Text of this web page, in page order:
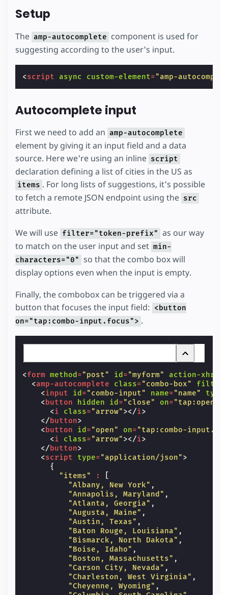
Setup
The amp-autocomplete component is used for
suggesting according to the user's input.
<script async custom-element="amp-
Autocomplete input
First we need to add an amp-autocomplete
element by giving it an input field and a data
source. Here we're using an inline script
declaration defining a list of cities in the US as
items . For long lists of suggestions, it's possible
to fetch a remote JSON endpoint using the src
attribute.
We will use filter="token-prefix" as our way
to match on the user input and set min-
characters="0" so that the combo box will
display options even when the input is empty.
Finally, the combobox can be triggered via a
button that focuses the input field: <button
on="tap:combo-input.focus"> .
<form method ="post" id ="myform" action-xhr
<amp-autocomplete class="combo-box" filter
<input id ="combo-input" name="name" type
<button hidden id ="close" on=
<i class="arrow"></i>
</button>
<button id ="open" on="tap:combo-
<i class="arrow"></i>
</button>
<script type="application/json">
{
"items"
:
"Albany, New York" ,
"Annapolis, Maryland" ,
"Atlanta, Georgia" ,
"Augusta, Maine" ,
"Austin, Texas" ,
"Baton Rouge, Louisiana" ,
"Bismarck, North Dakota" ,
"Boise, Idaho" ,
"Boston, Massachusetts" ,
"Carson City, Nevada" ,
"Charleston, West Virginia" ,
"Cheyenne, Wyoming" ,